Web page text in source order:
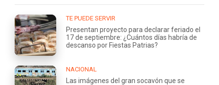
TE PUEDE SERVIR
Presentan proyecto para declarar feriado el
17 de septiembre: ¿Cuántos días habría de
descanso por Fiestas Patrias?
NACIONAL
Las imágenes del gran socavón que se